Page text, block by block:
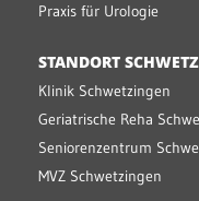
Praxis für Urologie
STANDORT
Klinik Schwetzingen
Geriatrische Reha
Seniorenzentrum
MVZ Schwetzingen